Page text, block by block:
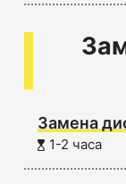
Замена
1-2 часа